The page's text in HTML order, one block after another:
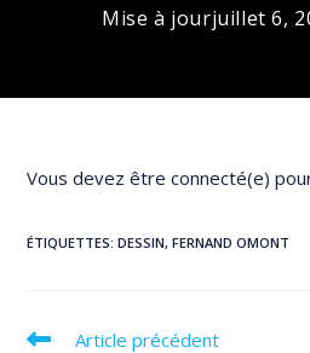
Mise à jourjuillet 6,
Vous devez être connecté(e)
ÉTIQUETTES:DESSIN, FERNAND OMONT
Read
Article précédent